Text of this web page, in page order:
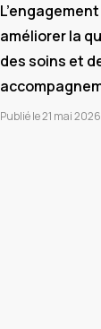
améliorer la
des soins et
Publié le 21 mai 2026